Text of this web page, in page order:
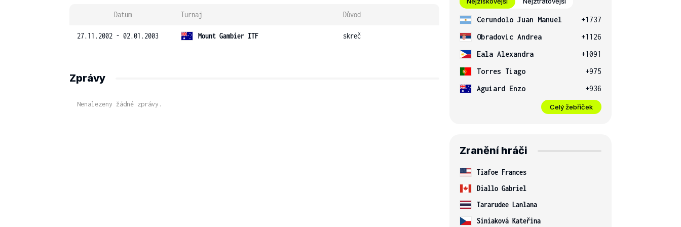
Datum Turnaj Důvod
27.11.2002 - 02.01.2003 Mount Gambier ITF skreč
Zprávy
Nenalezeny žádné zprávy.
Cerundolo Juan Manuel
+1737
Obradovic Andrea
+1126
Eala Alexandra
+1091
Torres Tiago
+975
Aguiard Enzo
+936
Celý žebříček
Zranění hráči
Tiafoe Frances
Diallo Gabriel
Tararudee Lanlana
Siniaková Kateřina